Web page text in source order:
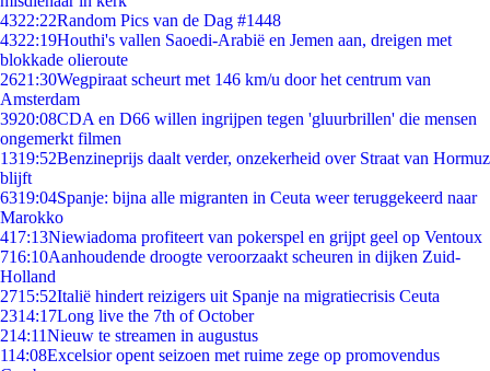
4322:22Random Pics van de Dag #1448
4322:19Houthi's vallen Saoedi-Arabië en Jemen aan, dreigen met
blokkade olieroute
2621:30Wegpiraat scheurt met 146 km/u door het centrum van
Amsterdam
3920:08CDA en D66 willen ingrijpen tegen 'gluurbrillen' die mensen
ongemerkt filmen
1319:52Benzineprijs daalt verder, onzekerheid over Straat van Hormuz
blijft
6319:04Spanje: bijna alle migranten in Ceuta weer teruggekeerd naar
Marokko
417:13Niewiadoma profiteert van pokerspel en grijpt geel op Ventoux
716:10Aanhoudende droogte veroorzaakt scheuren in dijken Zuid-
Holland
2715:52Italië hindert reizigers uit Spanje na migratiecrisis Ceuta
2314:17Long live the 7th of October
214:11Nieuw te streamen in augustus
114:08Excelsior opent seizoen met ruime zege op promovendus